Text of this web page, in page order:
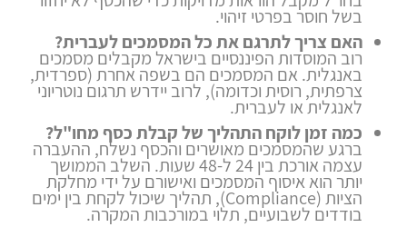
בשל חוסר בפרטי זיהוי.
האם צריך לתרגם את כל המסמכים לעברית?
רוב המוסדות הפיננסיים בישראל מקבלים מסמכים
באנגלית. אם המסמכים הם בשפה אחרת (ספרדית,
צרפתית, רוסית וכדומה), לרוב יידרש תרגום נוטריוני
לאנגלית או לעברית.
כמה זמן לוקח התהליך של קבלת כסף מחו"ל?
ברגע שהמסמכים מאושרים והכסף נשלח, ההעברה
עצמה אורכת בין 24 ל-48 שעות. השלב הממושך
יותר הוא איסוף המסמכים ואישורם על ידי מחלקת
הציות (Compliance), תהליך שיכול לקחת בין ימים
בודדים לשבועיים, תלוי במורכבות המקרה.